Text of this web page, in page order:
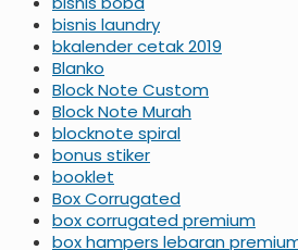
bisnis laundry
bkalender cetak 2019
Blanko
Block Note Custom
Block Note Murah
blocknote spiral
bonus stiker
booklet
Box Corrugated
box corrugated premium
box hampers lebaran